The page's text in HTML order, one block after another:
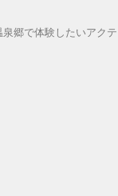
郷で体験したいアク